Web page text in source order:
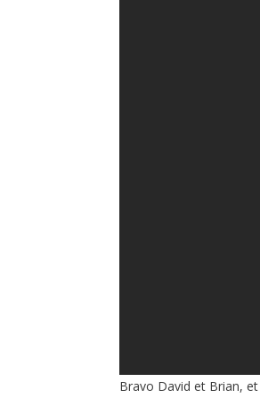
Bravo David et Brian,